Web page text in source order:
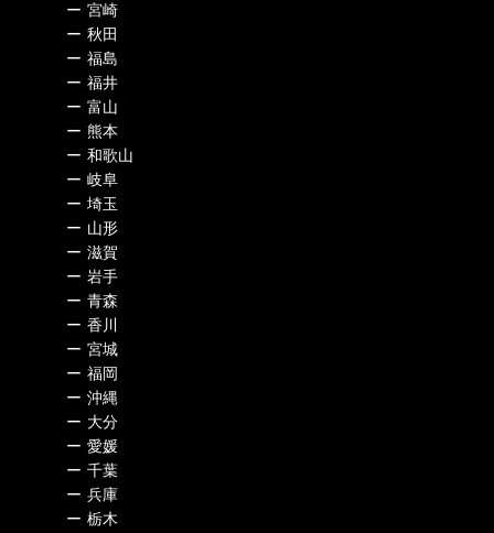
ー 宮崎
ー 秋田
ー 福島
ー 福井
ー 富山
ー 熊本
ー 和歌山
ー 岐阜
ー 埼玉
ー 山形
ー 滋賀
ー 岩手
ー 青森
ー 香川
ー 宮城
ー 福岡
ー 沖縄
ー 大分
ー 愛媛
ー 千葉
ー 兵庫
ー 栃木